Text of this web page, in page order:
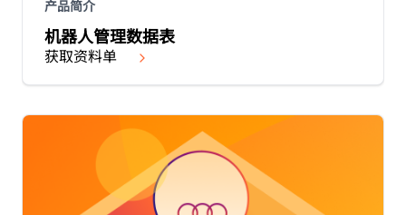
产品简介
机器人管理数据表
获取资料单